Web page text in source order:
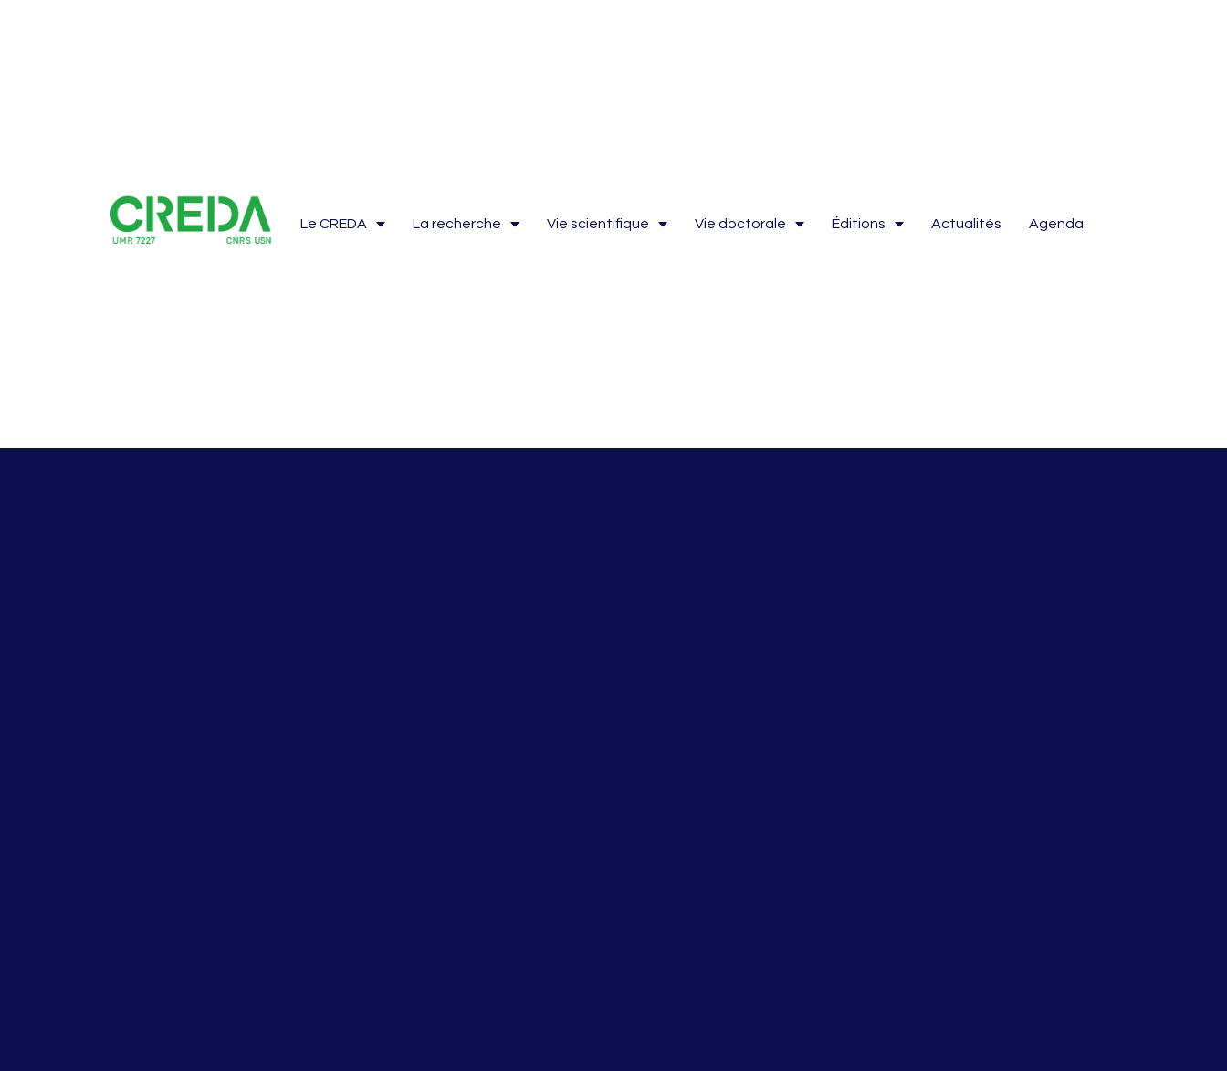
Le CREDA La recherche Vie scientifique Vie doctorale Éditions Actualités Agenda